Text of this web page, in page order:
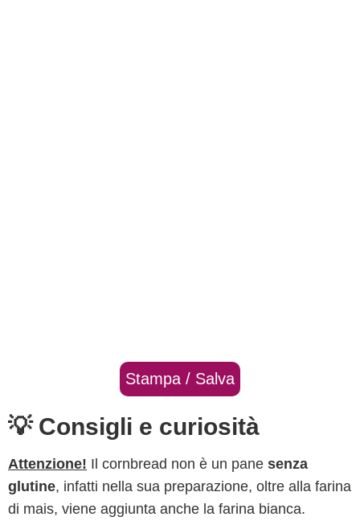
Stampa / Salva
💡 Consigli e curiosità
Attenzione! Il cornbread non è un pane senza
glutine, infatti nella sua preparazione, oltre alla farina
di mais, viene aggiunta anche la farina bianca.